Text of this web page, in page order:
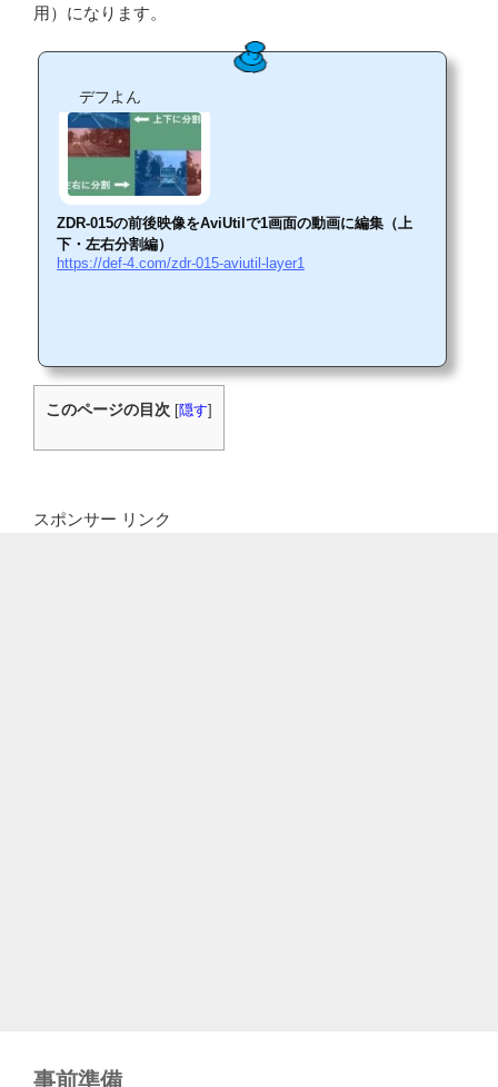
用）になります。
デフよん
ZDR-015の前後映像をAviUtilで1画面の動画に編集（上
下・左右分割編）
https://def-4.com/zdr-015-aviutil-layer1
このページの目次 [隠す]
スポンサー リンク
事前準備